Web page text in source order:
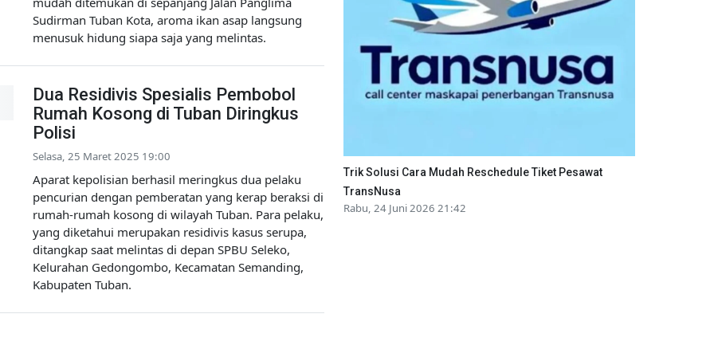
Sudirman Tuban Kota, aroma ikan asap langsung
menusuk hidung siapa saja yang melintas.
Dua Residivis Spesialis Pembobol
Rumah Kosong di Tuban Diringkus
Polisi
Selasa, 25 Maret 2025 19:00
Aparat kepolisian berhasil meringkus dua pelaku
pencurian dengan pemberatan yang kerap beraksi di
rumah-rumah kosong di wilayah Tuban. Para pelaku,
yang diketahui merupakan residivis kasus serupa,
ditangkap saat melintas di depan SPBU Seleko,
Kelurahan Gedongombo, Kecamatan Semanding,
Kabupaten Tuban.
Trik Solusi Cara Mudah Reschedule Tiket Pesawat
TransNusa
Rabu, 24 Juni 2026 21:42